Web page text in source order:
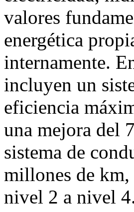
valores
energética
internamente.
incluyen un
eficiencia
una mejora del
sistema de
millones de
nivel 2 a nivel